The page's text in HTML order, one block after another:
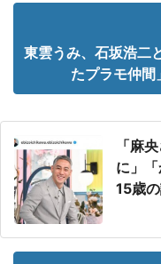
東雲うみ、石坂浩二
たプラモ仲間
「麻
に」
15歳